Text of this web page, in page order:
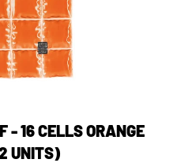
- 16 CELLS ORANGE
UNITS)